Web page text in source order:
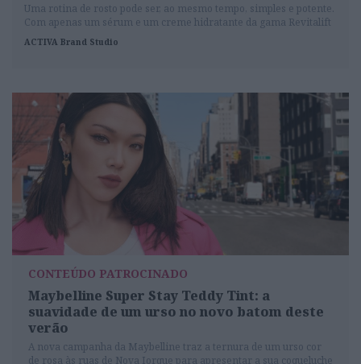
Uma rotina de rosto pode ser, ao mesmo tempo, simples e potente.
Com apenas um sérum e um creme hidratante da gama Revitalift
Filler, da L’Oréal Paris, é possível ter uma pele hidratada e
preenchida. Em uma hora, as rugas são visivelmente reduzidas
ACTIVA Brand Studio
CONTEÚDO PATROCINADO
Maybelline Super Stay Teddy Tint: a
suavidade de um urso no novo batom deste
verão
A nova campanha da Maybelline traz a ternura de um urso cor
de rosa às ruas de Nova Iorque para apresentar a sua coqueluche